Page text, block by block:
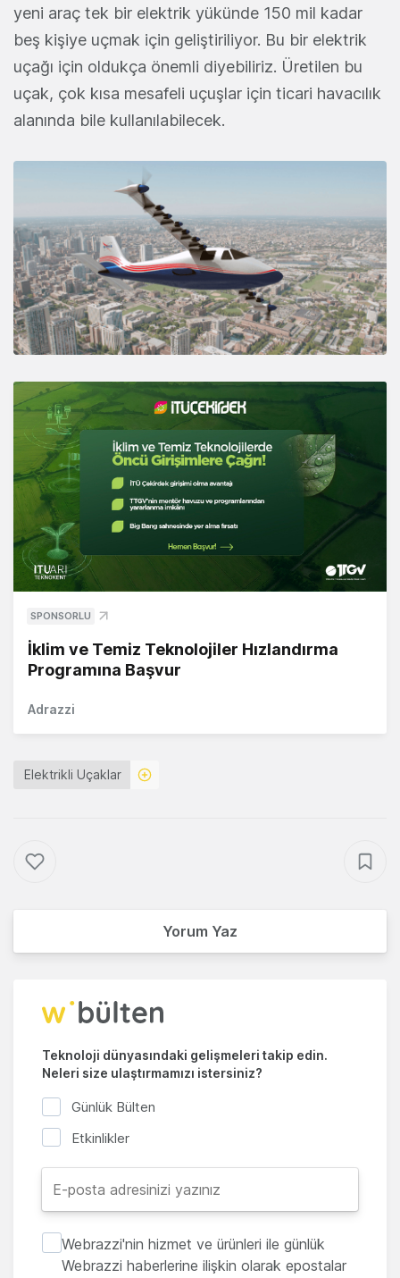
yeni araç tek bir elektrik yükünde 150 mil kadar
beş kişiye uçmak için geliştiriliyor. Bu bir elektrik
uçağı için oldukça önemli diyebiliriz. Üretilen bu
uçak, çok kısa mesafeli uçuşlar için ticari havacılık
alanında bile kullanılabilecek.
SPONSORLU
İklim ve Temiz Teknolojiler Hızlandırma
Programına Başvur
Adrazzi
Elektrikli Uçaklar
Yorum Yaz
Teknoloji dünyasındaki gelişmeleri takip edin.
Neleri size ulaştırmamızı istersiniz?
Günlük Bülten
Etkinlikler
Webrazzi'nin hizmet ve ürünleri ile günlük
Webrazzi haberlerine ilişkin olarak epostalar